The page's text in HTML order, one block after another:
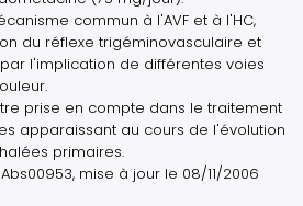
commun à l'AVF et à l'HC,
du réflexe trigéminovasculaire et
l'implication de différentes voies
prise en compte dans le traitement
apparaissant au cours de l'évolution
primaires.
mise à jour le 08/11/2006